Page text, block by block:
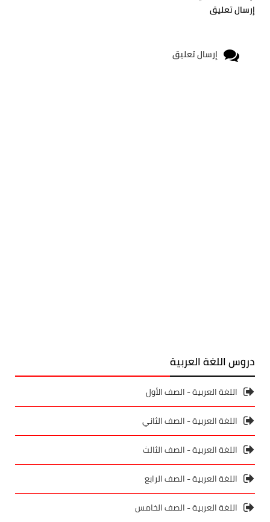
إرسال تعليق
إرسال تعليق
دروس اللغة العربية
اللغة العربية - الصف الأول
اللغة العربية - الصف الثاني
اللغة العربية - الصف الثالث
اللغة العربية - الصف الرابع
اللغة العربية - الصف الخامس